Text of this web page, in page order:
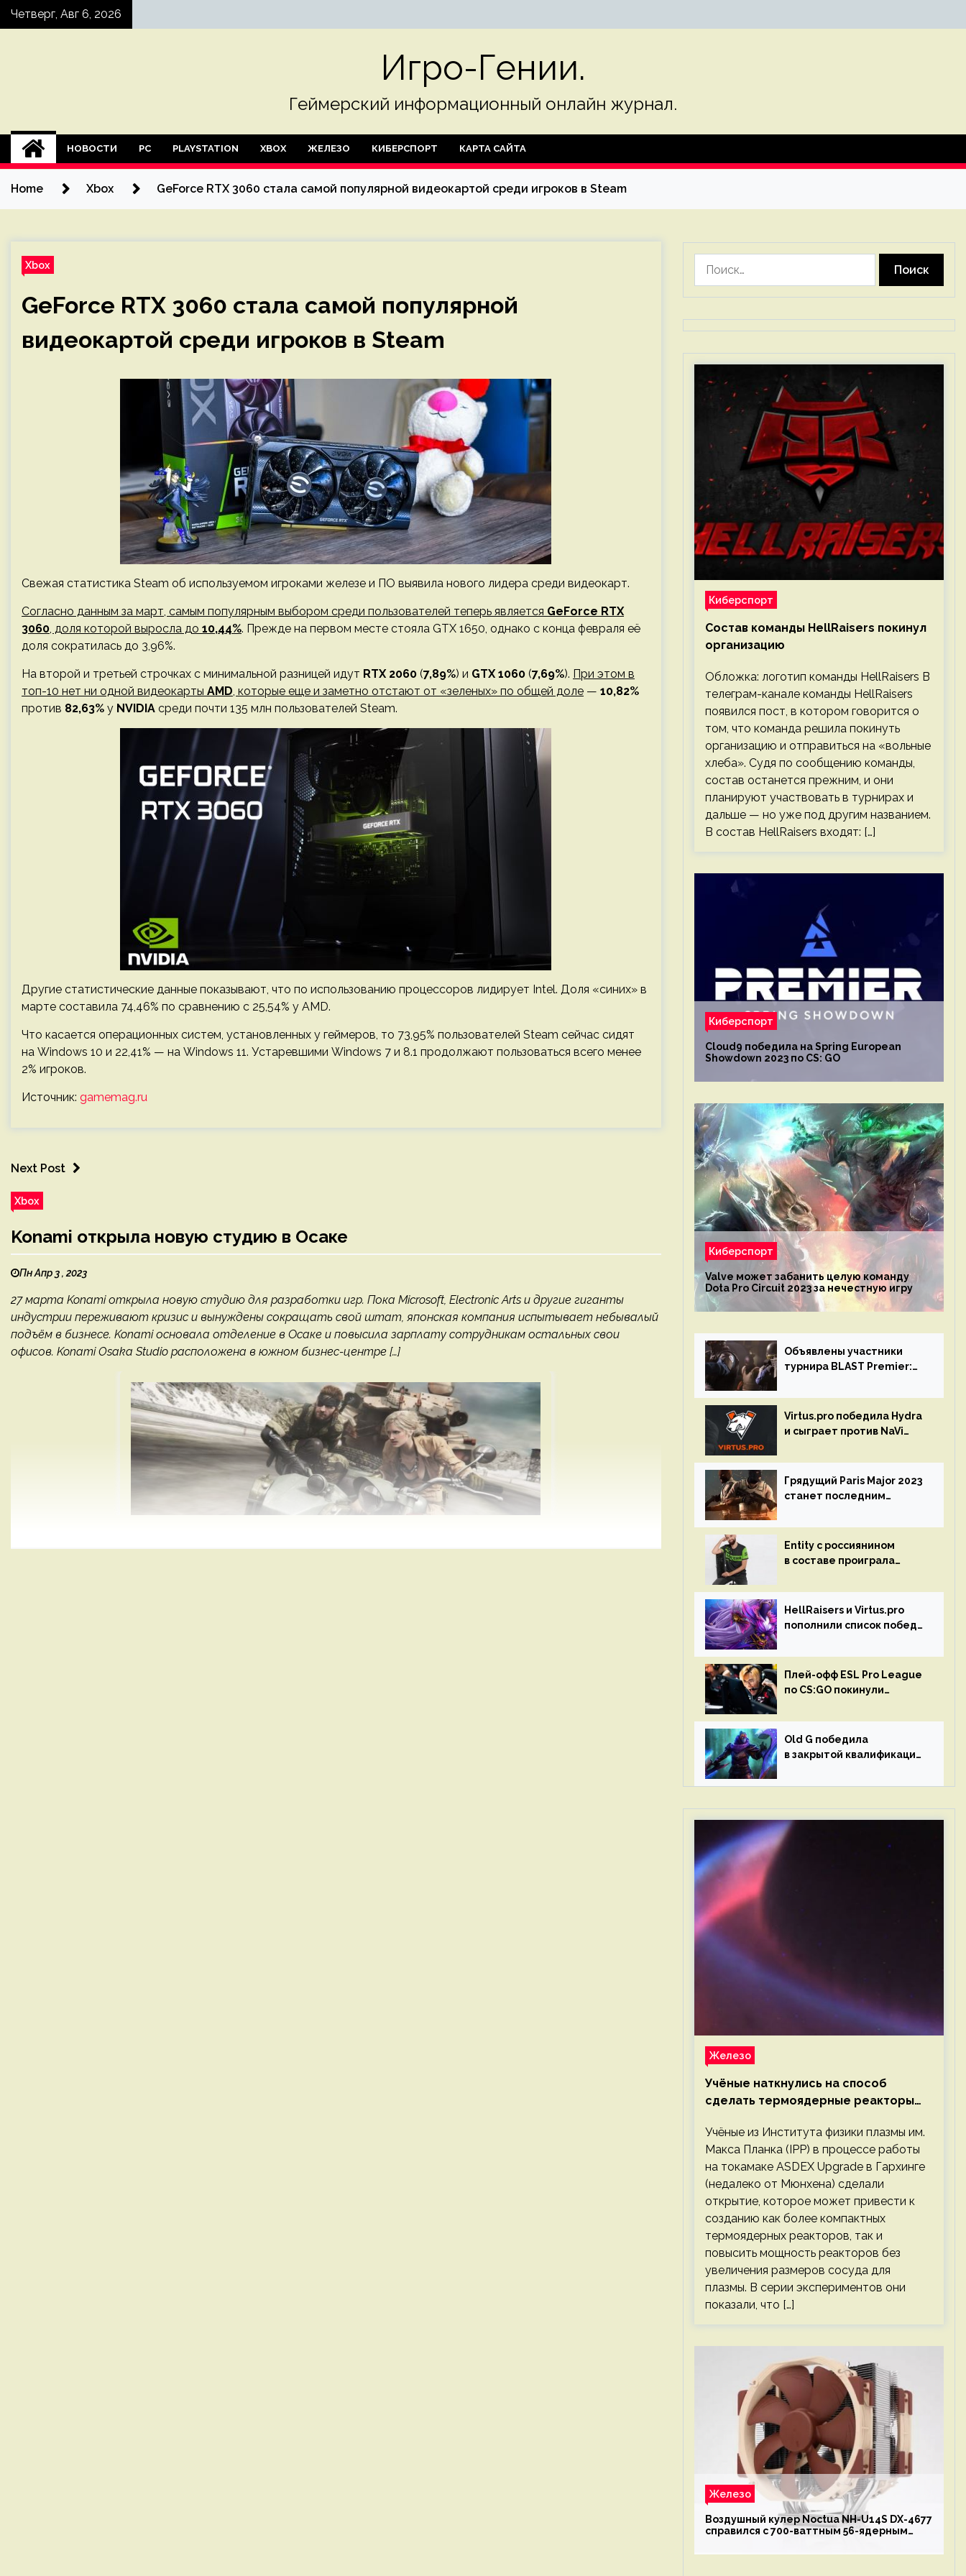
SkipЧетверг, Авг 6, 2026
Игро-Гении.
Геймерский информационный онлайн журнал.
НОВОСТИ PC PLAYSTATION XBOX ЖЕЛЕЗО КИБЕРСПОРТ КАРТА САЙТА
Home Xbox GeForce RTX 3060 стала самой популярной видеокартой среди игроков в Steam
Xbox
GeForce RTX 3060 стала самой популярной
видеокартой среди игроков в Steam
Свежая статистика Steam об используемом игроками железе и ПО выявила нового лидера среди видеокарт.
Согласно данным за март, самым популярным выбором среди пользователей теперь является GeForce RTX
3060, доля которой выросла до 10,44%. Прежде на первом месте стояла GTX 1650, однако c конца февраля её
доля сократилась до 3,96%.
На второй и третьей строчках с минимальной разницей идут RTX 2060 (7,89%) и GTX 1060 (7,69%). При этом в
топ-10 нет ни одной видеокарты AMD, которые еще и заметно отстают от «зеленых» по общей доле — 10,82%
против 82,63% у NVIDIA среди почти 135 млн пользователей Steam.
Другие статистические данные показывают, что по использованию процессоров лидирует Intel. Доля «синих» в
марте составила 74,46% по сравнению с 25,54% у AMD.
Что касается операционных систем, установленных у геймеров, то 73,95% пользователей Steam сейчас сидят
на Windows 10 и 22,41% — на Windows 11. Устаревшими Windows 7 и 8.1 продолжают пользоваться всего менее
2% игроков.
Источник: gamemag.ru
Next Post
Xbox
Konami открыла новую студию в Осаке
Пн Апр 3 , 2023
27 марта Konami открыла новую студию для разработки игр. Пока Microsoft, Electronic Arts и другие гиганты
индустрии переживают кризис и вынуждены сокращать свой штат, японская компания испытывает небывалый
подъём в бизнесе. Konami основала отделение в Осаке и повысила зарплату сотрудникам остальных свои
офисов. Konami Osaka Studio расположена в южном бизнес-центре […]
Киберспорт
Состав команды HellRaisers покинул
организацию
Обложка: логотип команды HellRaisers В
телеграм-канале команды HellRaisers
появился пост, в котором говорится о
том, что команда решила покинуть
организацию и отправиться на «вольные
хлеба». Судя по сообщению команды,
состав останется прежним, и они
планируют участвовать в турнирах и
дальше — но уже под другим названием.
В состав HellRaisers входят: […]
Киберспорт
Cloud9 победила на Spring European
Showdown 2023 по CS: GO
Киберспорт
Valve может забанить целую команду
Dota Pro Circuit 2023 за нечестную игру
Объявлены участники
турнира BLAST Premier:
Virtus.pro победила Hydra
и сыграет против NaVi
Circuit
Грядущий Paris Major 2023
станет последним
GO
Entity с россиянином
в составе проиграла
Circuit 2023
HellRaisers и Virtus.pro
пополнили список побед
Плей-офф ESL Pro League
по CS:GO покинули
Old G победила
в закрытой квалификации
Западной Европы
Железо
Учёные наткнулись на способ
сделать термоядерные реакторы
Учёные из Института физики плазмы им.
Макса Планка (IPP) в процессе работы
на токамаке ASDEX Upgrade в Гархинге
(недалеко от Мюнхена) сделали
открытие, которое может привести к
созданию как более компактных
термоядерных реакторов, так и
повысить мощность реакторов без
увеличения размеров сосуда для
плазмы. В серии экспериментов они
показали, что […]
Железо
Воздушный кулер Noctua NH-U14S DX-4677
справился с 700-ваттным 56-ядерным